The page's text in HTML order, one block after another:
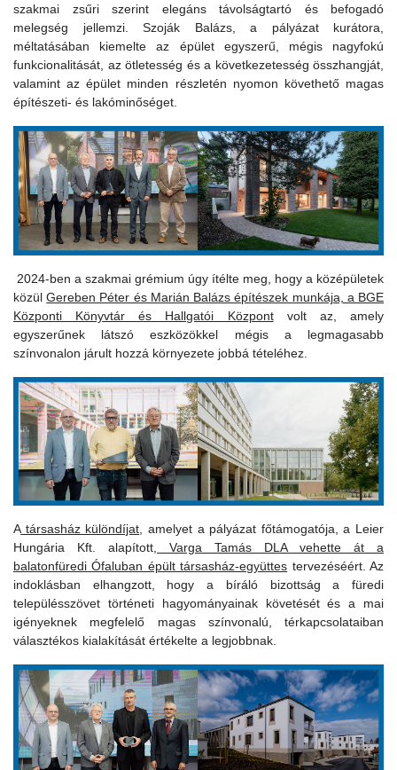
szakmai zsűri szerint elegáns távolságtartó és befogadó
melegség jellemzi. Szoják Balázs, a pályázat kurátora,
méltatásában kiemelte az épület egyszerű, mégis nagyfokú
funkcionalitását, az ötletesség és a következetesség összhangját,
valamint az épület minden részletén nyomon követhető magas
építészeti- és lakóminőséget.
2024-ben a szakmai grémium úgy ítélte meg, hogy a középületek
közülGereben Péter és Marián Balázs építészek munkája, a BGE
Központi Könyvtár és Hallgatói Központvolt az, amely
egyszerűnek látszó eszközökkel mégis a legmagasabb
színvonalon járult hozzá környezete jobbá tételéhez.
Atársasház különdíjat, amelyet a pályázat főtámogatója, a Leier
Hungária Kft. alapított, Varga Tamás DLA vehette át a
balatonfüredi Ófaluban épült társasház-együttes tervezéséért. Az
indoklásban elhangzott, hogy a bíráló bizottság a füredi
településszövet történeti hagyományainak követését és a mai
igényeknek megfelelő magas színvonalú, térkapcsolataiban
választékos kialakítását értékelte a legjobbnak.